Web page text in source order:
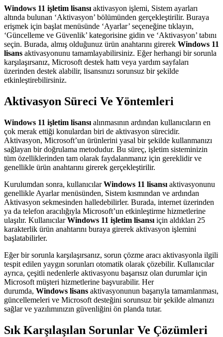
Windows 11 işletim lisansı aktivasyon işlemi, Sistem ayarları
altında bulunan ‘Aktivasyon’ bölümünden gerçekleştirilir. Buraya
erişmek için başlat menüsünde ‘Ayarlar’ seçeneğine tıklayın,
‘Güncelleme ve Güvenlik’ kategorisine gidin ve ‘Aktivasyon’ tabını
seçin. Burada, almış olduğunuz ürün anahtarını girerek Windows 11
lisans aktivasyonunu tamamlayabilirsiniz. Eğer herhangi bir sorunla
karşılaşırsanız, Microsoft destek hattı veya yardım sayfaları
üzerinden destek alabilir, lisansınızı sorunsuz bir şekilde
etkinleştirebilirsiniz.
Aktivasyon Süreci Ve Yöntemleri
Windows 11 işletim lisansı alınmasının ardından kullanıcıların en
çok merak ettiği konulardan biri de aktivasyon sürecidir.
Aktivasyon, Microsoft’un ürünlerini yasal bir şekilde kullanmanızı
sağlayan bir doğrulama metodudur. Bu süreç, işletim sisteminizin
tüm özelliklerinden tam olarak faydalanmanız için gereklidir ve
genellikle ürün anahtarını girerek gerçekleştirilir.
Kurulumdan sonra, kullanıcılarWindows 11 lisansı aktivasyonunu
genellikle Ayarlar menüsünden, Sistem kısmından ve ardından
Aktivasyon sekmesinden halledebilirler. Burada, internet üzerinden
ya da telefon aracılığıyla Microsoft’un etkinleştirme hizmetlerine
ulaşılır. KullanıcılarWindows 11 işletim lisansı için aldıkları 25
karakterlik ürün anahtarını buraya girerek aktivasyon işlemini
başlatabilirler.
Eğer bir sorunla karşılaşırsanız, sorun çözme aracı aktivasyonla ilgili
tespit edilen yaygın sorunları otomatik olarak çözebilir. Kullanıcılar
ayrıca, çeşitli nedenlerle aktivasyonu başarısız olan durumlar için
Microsoft müşteri hizmetlerine başvurabilir. Her
durumda, Windows lisans aktivasyonunun başarıyla tamamlanması,
güncellemeleri ve Microsoft desteğini sorunsuz bir şekilde almanızı
sağlar ve yazılımınızın güvenliğini ön planda tutar.
Sık Karşılaşılan Sorunlar Ve Çözümleri